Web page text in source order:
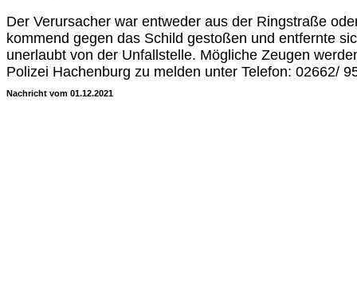
Der Verursacher war entweder aus der Ringstraße
kommend gegen das Schild gestoßen und entfernte
unerlaubt von der Unfallstelle. Mögliche Zeugen
Polizei Hachenburg zu melden unter Telefon: 02662/
Nachricht vom 01.12.2021